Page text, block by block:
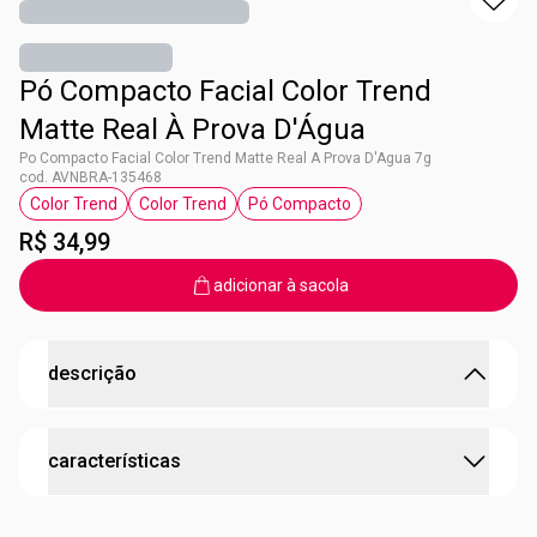
Pó Compacto Facial Color Trend
Matte Real À Prova D'Água
Po Compacto Facial Color Trend Matte Real A Prova D'Agua 7g
cod. AVNBRA-135468
etiqueta Color Trend
Color Trend
etiqueta Color Trend
Color Trend
etiqueta Pó Compacto
Pó Compacto
R$ 34,99
adicionar à sacola
descrição
FSP10!
características